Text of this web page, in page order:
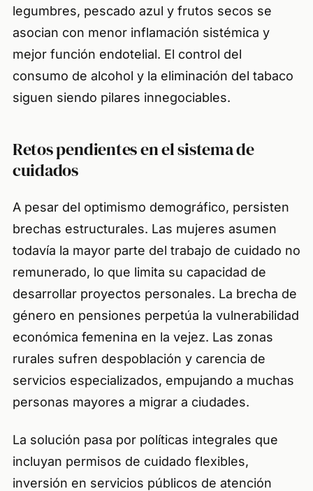
legumbres, pescado azul y frutos secos se
asocian con menor inflamación sistémica y
mejor función endotelial. El control del
consumo de alcohol y la eliminación del tabaco
siguen siendo pilares innegociables.
Retos pendientes en el sistema de
cuidados
A pesar del optimismo demográfico, persisten
brechas estructurales. Las mujeres asumen
todavía la mayor parte del trabajo de cuidado no
remunerado, lo que limita su capacidad de
desarrollar proyectos personales. La brecha de
género en pensiones perpetúa la vulnerabilidad
económica femenina en la vejez. Las zonas
rurales sufren despoblación y carencia de
servicios especializados, empujando a muchas
personas mayores a migrar a ciudades.
La solución pasa por políticas integrales que
incluyan permisos de cuidado flexibles,
inversión en servicios públicos de atención